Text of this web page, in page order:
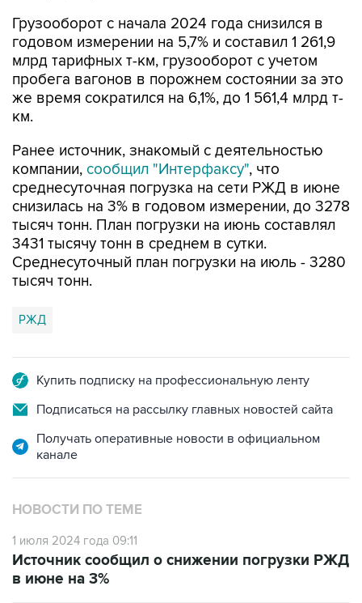
Грузооборот с начала 2024 года снизился в
годовом измерении на 5,7% и составил 1 261,9
млрд тарифных т-км, грузооборот с учетом
пробега вагонов в порожнем состоянии за это
же время сократился на 6,1%, до 1 561,4 млрд т-
км.
Ранее источник, знакомый с деятельностью
компании, сообщил "Интерфаксу", что
среднесуточная погрузка на сети РЖД в июне
снизилась на 3% в годовом измерении, до 3278
тысяч тонн. План погрузки на июнь составлял
3431 тысячу тонн в среднем в сутки.
Среднесуточный план погрузки на июль - 3280
тысяч тонн.
РЖД
Купить подписку на профессиональную ленту
Подписаться на рассылку главных новостей сайта
Получать оперативные новости в официальном
канале
НОВОСТИ ПО ТЕМЕ
1 июля 2024 года 09:11
Источник сообщил о снижении погрузки РЖД
в июне на 3%